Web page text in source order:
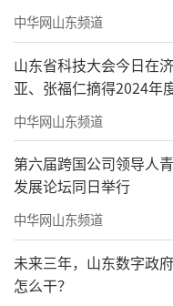
中华网山东频道
山东省科技大会今日在
亚、张福仁摘得2024年
奖最高奖！
中华网山东频道
第六届跨国公司领导人
发展论坛同日举行
中华网山东频道
未来三年，山东数字政
怎么干？